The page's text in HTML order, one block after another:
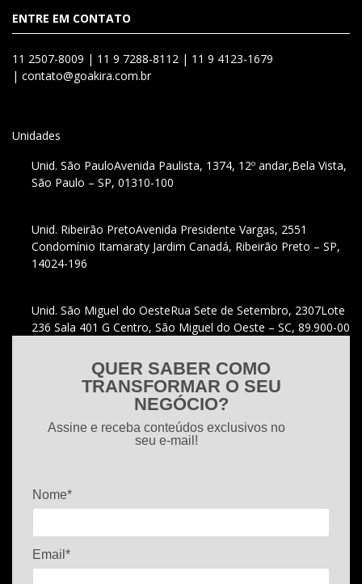
ENTRE EM CONTATO
11 2507-8009 | 11 9 7288-8112 | 11 9 4123-1679
| contato@goakira.com.br
Unidades
Unid. São PauloAvenida Paulista, 1374, 12º andar,Bela Vista,
São Paulo – SP, 01310-100
Unid. Ribeirão PretoAvenida Presidente Vargas, 2551
Condomínio Itamaraty Jardim Canadá, Ribeirão Preto – SP,
14024-196
Unid. São Miguel do OesteRua Sete de Setembro, 2307Lote
236 Sala 401 G Centro, São Miguel do Oeste – SC, 89.900-00
QUER SABER COMO
TRANSFORMAR O SEU
NEGÓCIO?
Assine e receba conteúdos exclusivos no
seu e-mail!
Nome*
Email*